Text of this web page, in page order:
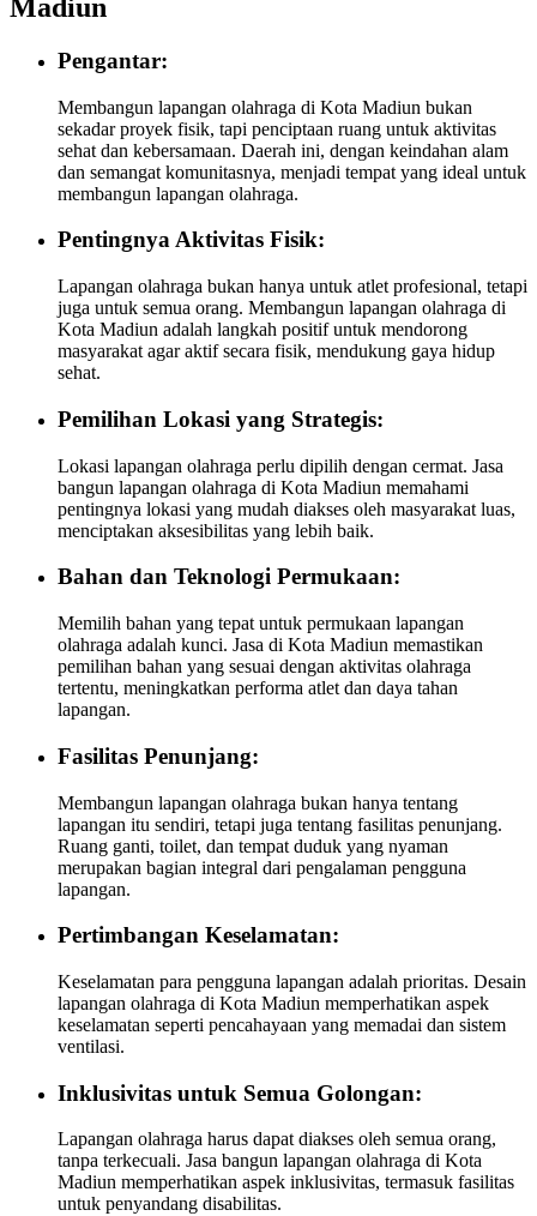
Madiun
Pengantar:
Membangun lapangan olahraga di Kota Madiun bukan
sekadar proyek fisik, tapi penciptaan ruang untuk aktivitas
sehat dan kebersamaan. Daerah ini, dengan keindahan alam
dan semangat komunitasnya, menjadi tempat yang ideal untuk
membangun lapangan olahraga.
Pentingnya Aktivitas Fisik:
Lapangan olahraga bukan hanya untuk atlet profesional, tetapi
juga untuk semua orang. Membangun lapangan olahraga di
Kota Madiun adalah langkah positif untuk mendorong
masyarakat agar aktif secara fisik, mendukung gaya hidup
sehat.
Pemilihan Lokasi yang Strategis:
Lokasi lapangan olahraga perlu dipilih dengan cermat. Jasa
bangun lapangan olahraga di Kota Madiun memahami
pentingnya lokasi yang mudah diakses oleh masyarakat luas,
menciptakan aksesibilitas yang lebih baik.
Bahan dan Teknologi Permukaan:
Memilih bahan yang tepat untuk permukaan lapangan
olahraga adalah kunci. Jasa di Kota Madiun memastikan
pemilihan bahan yang sesuai dengan aktivitas olahraga
tertentu, meningkatkan performa atlet dan daya tahan
lapangan.
Fasilitas Penunjang:
Membangun lapangan olahraga bukan hanya tentang
lapangan itu sendiri, tetapi juga tentang fasilitas penunjang.
Ruang ganti, toilet, dan tempat duduk yang nyaman
merupakan bagian integral dari pengalaman pengguna
lapangan.
Pertimbangan Keselamatan:
Keselamatan para pengguna lapangan adalah prioritas. Desain
lapangan olahraga di Kota Madiun memperhatikan aspek
keselamatan seperti pencahayaan yang memadai dan sistem
ventilasi.
Inklusivitas untuk Semua Golongan:
Lapangan olahraga harus dapat diakses oleh semua orang,
tanpa terkecuali. Jasa bangun lapangan olahraga di Kota
Madiun memperhatikan aspek inklusivitas, termasuk fasilitas
untuk penyandang disabilitas.